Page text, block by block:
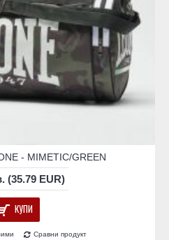
- MIMETIC/GREEN
(35.79 EUR)
КУПИ
Сравни продукт